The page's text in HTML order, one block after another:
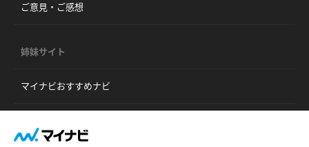
ご意見・ご感想
姉妹サイト
マイナビおすすめナビ